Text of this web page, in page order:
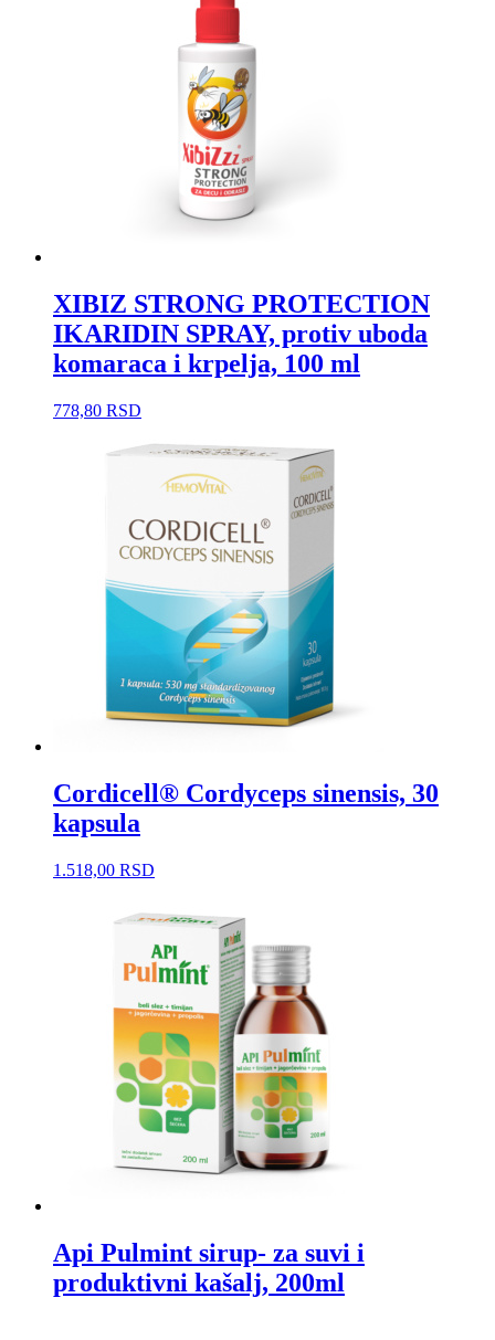
XIBIZ STRONG PROTECTION
IKARIDIN SPRAY, protiv uboda
komaraca i krpelja, 100 ml
778,80 RSD
Cordicell® Cordyceps sinensis, 30
kapsula
1.518,00 RSD
Api Pulmint sirup- za suvi i
produktivni kašalj, 200ml